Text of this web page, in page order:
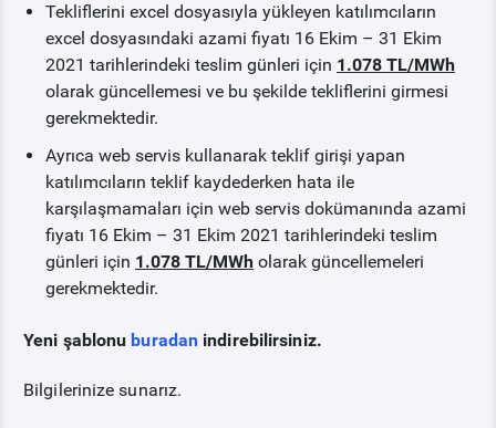
Tekliflerini excel dosyasıyla yükleyen katılımcıların
excel dosyasındaki azami fiyatı 16 Ekim – 31 Ekim
2021 tarihlerindeki teslim günleri için 1.078 TL/MWh
olarak güncellemesi ve bu şekilde tekliflerini girmesi
gerekmektedir.
Ayrıca web servis kullanarak teklif girişi yapan
katılımcıların teklif kaydederken hata ile
karşılaşmamaları için web servis dokümanında azami
fiyatı 16 Ekim – 31 Ekim 2021 tarihlerindeki teslim
günleri için 1.078 TL/MWh olarak güncellemeleri
gerekmektedir.
Yeni şablonuburadan indirebilirsiniz.
Bilgilerinize sunarız.